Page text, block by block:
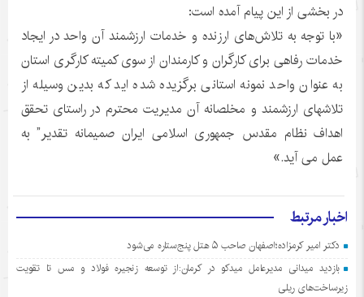
در بخشی از این پیام آمده است:
«با توجه به تلاش‌های ارزنده و خدمات ارزشمند آن واحد در ایجاد
خدمات رفاهی برای کارگران و کارمندان از سوی کمیته کارگری استان
به عنوان واحد نمونه استانی برگزیده شده اید که بدین وسیله از
تلاشهای ارزشمند و مخلصانه آن مدیریت محترم در راستای تحقق
اهداف نظام مقدس جمهوری اسلامی ایران صمیمانه تقدیر” به
عمل می آید.»
اخبار مرتبط
دکتر امیر کرمزاده؛اصفهان صاحب ۵ هتل پنج‌ستاره می‌شود
بازدید میدانی مدیرعامل میدکو در کرمان:از توسعه زنجیره فولاد و مس تا تقویت
زیرساخت‌های ریلی